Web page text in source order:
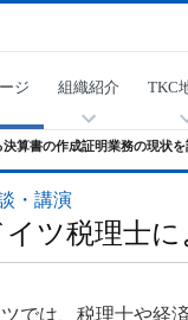
ジ 組織紹介 TKC
算書の作成証明業務の現状を
・講演
イツ税理士
では、税理士や経